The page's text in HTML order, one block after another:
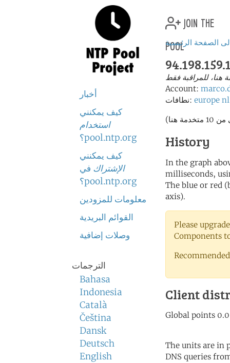
أخبار
كيف يمكنني
استخدام
pool.ntp.org؟
كيف يمكنني
الإشتراك في
pool.ntp.org؟
معلومات للمزودين
القوائم البريدية
وصلات إضافية
الترجمات
Bahasa
Indonesia
Català
Čeština
Dansk
Deutsch
English
join the
pool
الصفحة الرئيسية
للمراقبة فقط
Account:
نطافات: europe nl
History
In the graph
milliseconds,
The blue or red
axis).
Please
Components
Client
The units are in
DNS queries